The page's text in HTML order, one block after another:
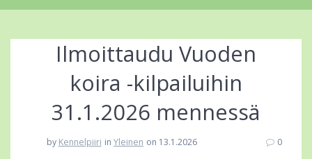
Ilmoittaudu Vuoden
koira -kilpailuihin
31.1.2026 mennessä
by Kennelpiiri in Yleinen on 13.1.2026 0